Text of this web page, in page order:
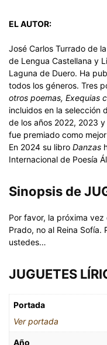
EL AUTOR:
José Carlos Turrado de
de Lengua Castellana y
Laguna de Duero. Ha
todos los géneros. Tres
otros poemas, Exequias
incluidos en la selección
de los años 2022, 2023
fue premiado como
En 2024 su libro Danzas
Internacional de Poesía
Sinopsis de
Por favor, la próxima
Prado, no al Reina Sofía.
ustedes…
JUGUETES
Portada
Ver portada
Año